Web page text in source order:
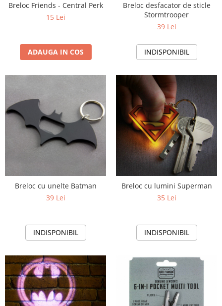
Breloc Friends - Central Perk
15 Lei
ADAUGA IN COS
Breloc desfacator de sticle
Stormtrooper
39 Lei
INDISPONIBIL
Breloc cu unelte Batman
39 Lei
INDISPONIBIL
Breloc cu lumini Superman
35 Lei
INDISPONIBIL